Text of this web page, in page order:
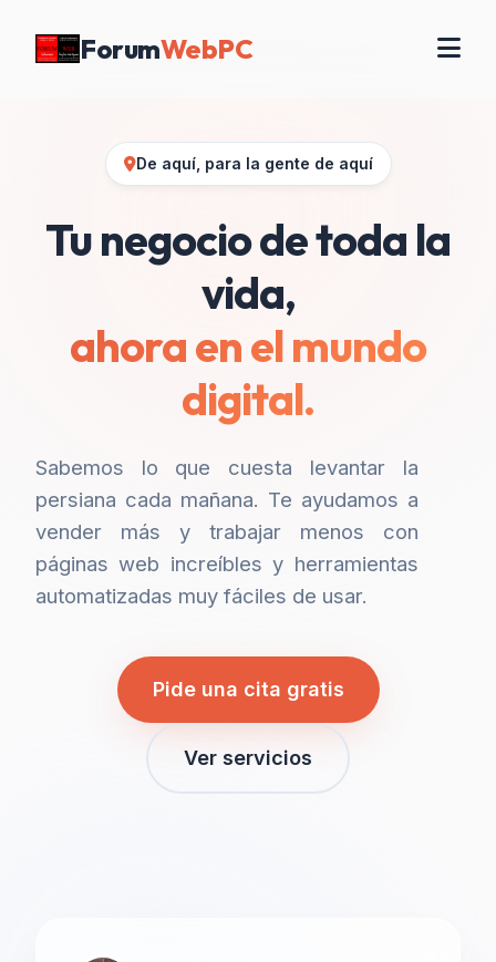
ForumWebPC
De aquí, para la gente de aquí
Tu negocio de toda la
vida,
ahora en el mundo
digital.
Sabemos lo que cuesta levantar la
persiana cada mañana. Te ayudamos a
vender más y trabajar menos con
páginas web increíbles y herramientas
automatizadas muy fáciles de usar.
Pide una cita gratis
Ver servicios